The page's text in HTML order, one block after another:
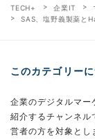
TECH+ 企業IT
SAS、塩野義製薬と
このカテゴリー
企業のデジタルマー
紹介するチャンネル
営者の方を対象とし